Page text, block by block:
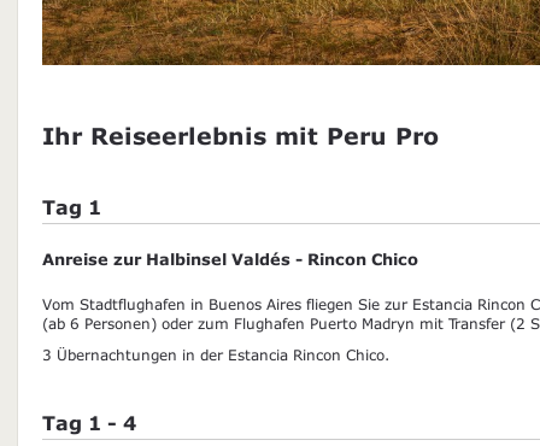
Ihr Reiseerlebnis mit Peru Pro
Tag 1
Anreise zur Halbinsel Valdés - Rincon Chico
Vom Stadtflughafen in Buenos Aires fliegen Sie zur Estancia Rincon
(ab 6 Personen) oder zum Flughafen Puerto Madryn mit Transfer (2
3 Übernachtungen in der Estancia Rincon Chico.
Tag 1 - 4